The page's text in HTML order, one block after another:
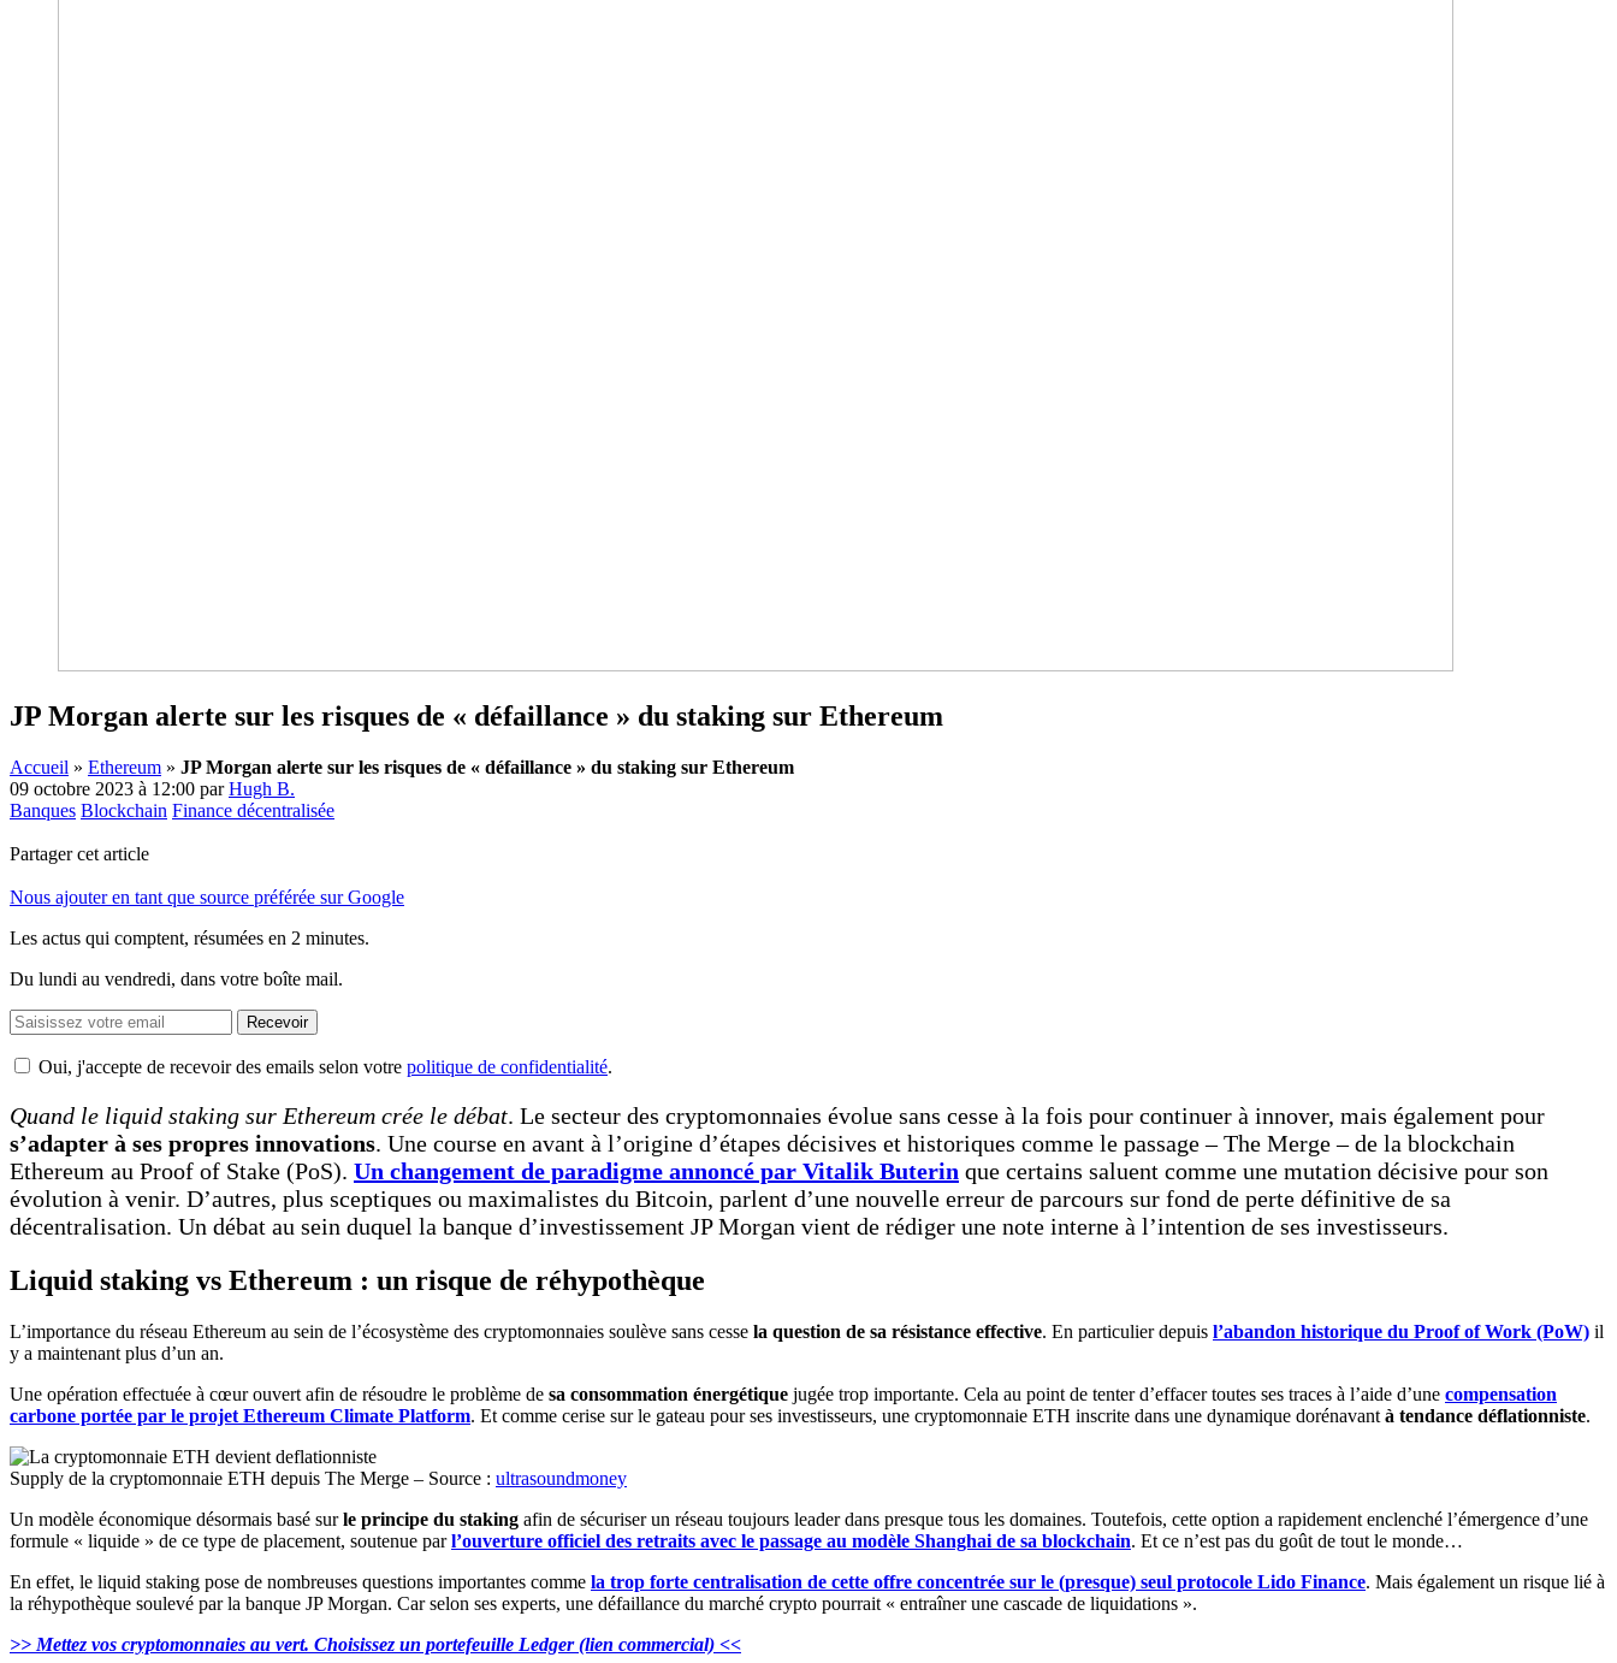
JP Morgan alerte sur les risques de « défaillance » du staking sur Ethereum
Accueil » Ethereum » JP Morgan alerte sur les risques de « défaillance » du staking sur Ethereum
09 octobre 2023 à 12:00 parHugh B.
Banques Blockchain Finance décentralisée
Partager cet article
Nous ajouter en tant que source préférée sur Google
Les actus qui comptent, résumées en 2 minutes.
Du lundi au vendredi, dans votre boîte mail.
Recevoir
Oui, j'accepte de recevoir des emails selon votre politique de confidentialité.
Quand le liquid staking sur Ethereum crée le débat. Le secteur des cryptomonnaies évolue sans cesse à la fois pour continuer à innover, mais également pour
s’adapter à ses propres innovations. Une course en avant à l’origine d’étapes décisives et historiques comme le passage – The Merge – de la blockchain
Ethereum au Proof of Stake (PoS). Un changement de paradigme annoncé par Vitalik Buterin que certains saluent comme une mutation décisive pour son
évolution à venir. D’autres, plus sceptiques ou maximalistes du Bitcoin, parlent d’une nouvelle erreur de parcours sur fond de perte définitive de sa
décentralisation. Un débat au sein duquel la banque d’investissement JP Morgan vient de rédiger une note interne à l’intention de ses investisseurs.
Liquid staking vs Ethereum : un risque de réhypothèque
L’importance du réseau Ethereum au sein de l’écosystème des cryptomonnaies soulève sans cesse la question de sa résistance effective. En particulier depuis l’abandon historique du Proof of Work (PoW) il
y a maintenant plus d’un an.
Une opération effectuée à cœur ouvert afin de résoudre le problème de sa consommation énergétique jugée trop importante. Cela au point de tenter d’effacer toutes ses traces à l’aide d’une compensation
carbone portée par le projet Ethereum Climate Platform. Et comme cerise sur le gateau pour ses investisseurs, une cryptomonnaie ETH inscrite dans une dynamique dorénavant à tendance déflationniste.
Supply de la cryptomonnaie ETH depuis The Merge – Source : ultrasoundmoney
Un modèle économique désormais basé surle principe du staking afin de sécuriser un réseau toujours leader dans presque tous les domaines. Toutefois, cette option a rapidement enclenché l’émergence d’une
formule « liquide » de ce type de placement, soutenue parl’ouverture officiel des retraits avec le passage au modèle Shanghai de sa blockchain. Et ce n’est pas du goût de tout le monde…
En effet, le liquid staking pose de nombreuses questions importantes comme la trop forte centralisation de cette offre concentrée sur le (presque) seul protocole Lido Finance. Mais également un risque lié à
la réhypothèque soulevé par la banque JP Morgan. Car selon ses experts, une défaillance du marché crypto pourrait « entraîner une cascade de liquidations ».
>> Mettez vos cryptomonnaies au vert. Choisissez un portefeuille Ledger (lien commercial) <<